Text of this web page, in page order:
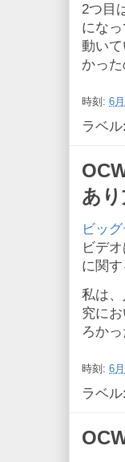
2つ目
にな
動いて
かっ
時刻: 6
ラベル:
あ
ビッ
ビデ
に関す
私は
究に
ろかっ
時刻: 6
ラベル: